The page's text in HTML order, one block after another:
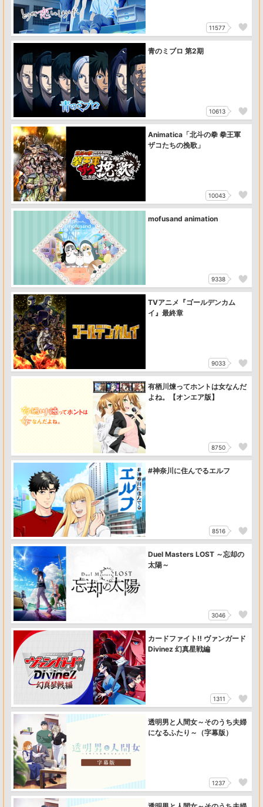
11577
青のミブロ 第2期
10613
Animatica「北斗の拳 拳王軍
ザコたちの挽歌」
10043
mofusand animation
9338
TVアニメ『ゴールデンカム
イ』最終章
9033
有栖川煉ってホントは女なんだ
よね。【オンエア版】
8750
#神奈川に住んでるエルフ
8516
Duel Masters LOST ～忘却の
太陽～
3046
カードファイト!! ヴァンガード
Divinez 幻真星戦編
1311
透明男と人間女～そのうち夫婦
になるふたり～（字幕版）
1237